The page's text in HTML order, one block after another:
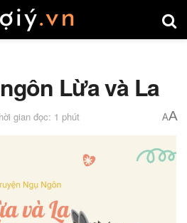
Lừa và La
gian đọc: 1 phút AA